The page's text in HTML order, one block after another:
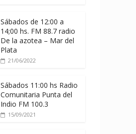
Sábados de 12:00 a
14;00 hs. FM 88.7 radio
De la azotea – Mar del
Plata
21/06/2022
Sábados 11:00 hs Radio
Comunitaria Punta del
Indio FM 100.3
15/09/2021